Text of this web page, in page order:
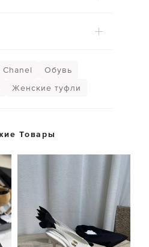
Обувь
Женские туфли
Товары